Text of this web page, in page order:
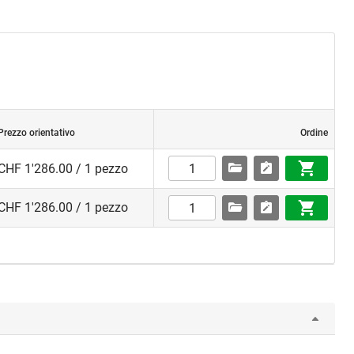
Prezzo orientativo Ordine
1'286.00 / 1 pezzo
1'286.00 / 1 pezzo